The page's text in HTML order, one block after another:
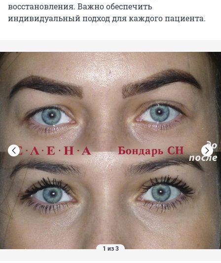
восстановления. Важно обеспечить
индивидуальный подход для каждого пациента.
1 из 3